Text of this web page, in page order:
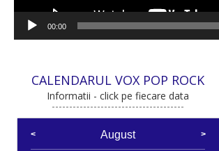
00:00
CALENDARUL VOX POP ROCK
Informatii - click pe fiecare data
August